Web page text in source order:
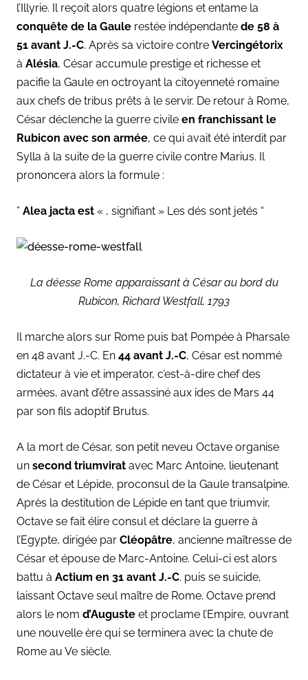
l’Illyrie. Il reçoit alors quatre légions et entame la
conquête de la Gaule restée indépendante de 58 à
51 avant J.-C. Après sa victoire contre Vercingétorix
à Alésia, César accumule prestige et richesse et
pacifie la Gaule en octroyant la citoyenneté romaine
aux chefs de tribus prêts à le servir. De retour à Rome,
César déclenche la guerre civile en franchissant le
Rubicon avec son armée, ce qui avait été interdit par
Sylla à la suite de la guerre civile contre Marius. Il
prononcera alors la formule :
” Alea jacta est « , signifiant » Les dés sont jetés “
La déesse Rome apparaissant à César au bord du
Rubicon, Richard Westfall, 1793
Il marche alors sur Rome puis bat Pompée à Pharsale
en 48 avant J.-C. En 44 avant J.-C, César est nommé
dictateur à vie et imperator, c’est-à-dire chef des
armées, avant d’être assassiné aux ides de Mars 44
par son fils adoptif Brutus.
A la mort de César, son petit neveu Octave organise
un second triumvirat avec Marc Antoine, lieutenant
de César et Lépide, proconsul de la Gaule transalpine.
Après la destitution de Lépide en tant que triumvir,
Octave se fait élire consul et déclare la guerre à
l’Egypte, dirigée par Cléopâtre, ancienne maîtresse de
César et épouse de Marc-Antoine. Celui-ci est alors
battu à Actium en 31 avant J.-C. puis se suicide,
laissant Octave seul maître de Rome. Octave prend
alors le nom d’Auguste et proclame l’Empire, ouvrant
une nouvelle ère qui se terminera avec la chute de
Rome au Ve siècle.